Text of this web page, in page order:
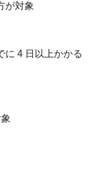
が対象
に 4 日以上かかる